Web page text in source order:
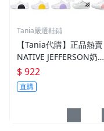
Tania嚴選鞋鋪
【Tania代購】正品熱賣
NATIVE JEFFERSON奶油
頭涼鞋沙灘洞洞鞋 情侶
鞋 限時特惠 M3~M10
$ 922
直購